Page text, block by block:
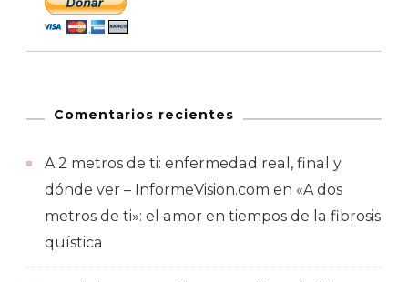
Comentarios recientes
A 2 metros de ti: enfermedad real, final y
dónde ver – InformeVision.com en «A dos
metros de ti»: el amor en tiempos de la fibrosis
quística